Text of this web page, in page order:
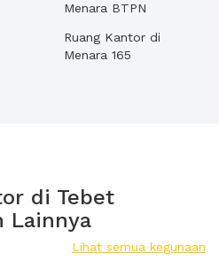
Menara BTPN
Ruang Kantor di
Menara 165
di Tebet
Lainnya
Lihat semua kegunaan